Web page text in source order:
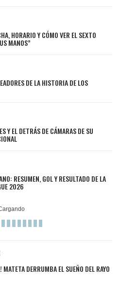
HORARIO Y CÓMO VER EL SEXTO
MANOS”
DE LA HISTORIA DE LOS
Y EL DETRÁS DE CÁMARAS DE SU
RESUMEN, GOL Y RESULTADO DE LA
2026
DERRUMBA EL SUEÑO DEL RAYO